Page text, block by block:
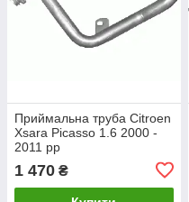
Приймальна труба Citroen
Xsara Picasso 1.6 2000 -
2011 рр
1 470 ₴